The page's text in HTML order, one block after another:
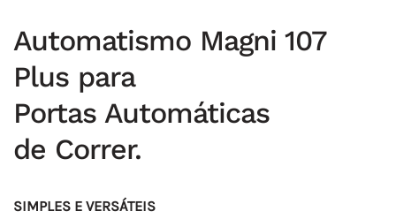
Automatismo Magni 107
Plus para
Portas Automáticas
de Correr.
SIMPLES E VERSÁTEIS